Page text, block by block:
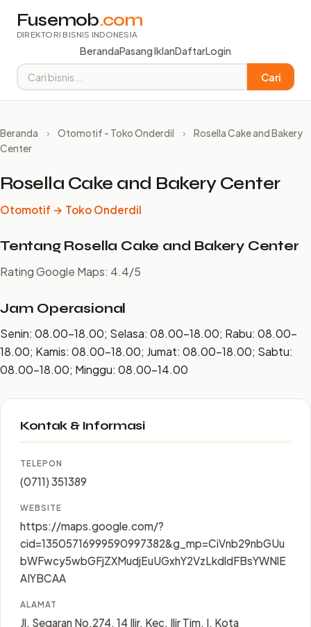
Fusemob.com
DIREKTORI BISNIS INDONESIA
BerandaPasang IklanDaftarLogin
Cari
Beranda › Otomotif - Toko Onderdil ›
Rosella Cake and Bakery
Center
Rosella Cake and Bakery Center
Otomotif → Toko Onderdil
Tentang Rosella Cake and Bakery Center
Rating Google Maps: 4.4/5
Jam Operasional
Senin: 08.00–18.00; Selasa: 08.00–18.00; Rabu: 08.00–
18.00; Kamis: 08.00–18.00; Jumat: 08.00–18.00; Sabtu:
08.00–18.00; Minggu: 08.00–14.00
Kontak & Informasi
TELEPON
(0711) 351389
WEBSITE
https://maps.google.com/?
cid=13505716999590997382&g_mp=CiVnb29nbGUu
bWFwcy5wbGFjZXMudjEuUGxhY2VzLkdldFBsYWNlE
AIYBCAA
ALAMAT
Jl. Segaran No.274, 14 Ilir, Kec. Ilir Tim. I, Kota